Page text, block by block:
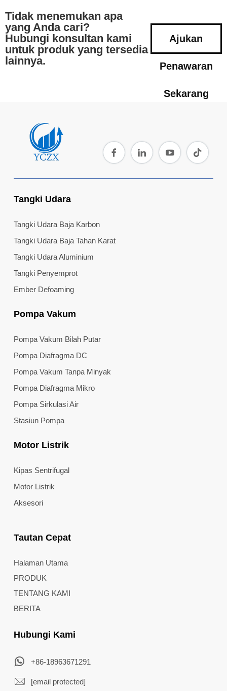
Tidak menemukan apa
yang Anda cari?
Hubungi konsultan kami
untuk produk yang tersedia
lainnya.
Ajukan
Penawaran
Sekarang
Tangki Udara
Tangki Udara Baja Karbon
Tangki Udara Baja Tahan Karat
Tangki Udara Aluminium
Tangki Penyemprot
Ember Defoaming
Pompa Vakum
Pompa Vakum Bilah Putar
Pompa Diafragma DC
Pompa Vakum Tanpa Minyak
Pompa Diafragma Mikro
Pompa Sirkulasi Air
Stasiun Pompa
Motor Listrik
Kipas Sentrifugal
Motor Listrik
Aksesori
Tautan Cepat
Halaman Utama
PRODUK
TENTANG KAMI
BERITA
Hubungi Kami
+86-18963671291
[email protected]